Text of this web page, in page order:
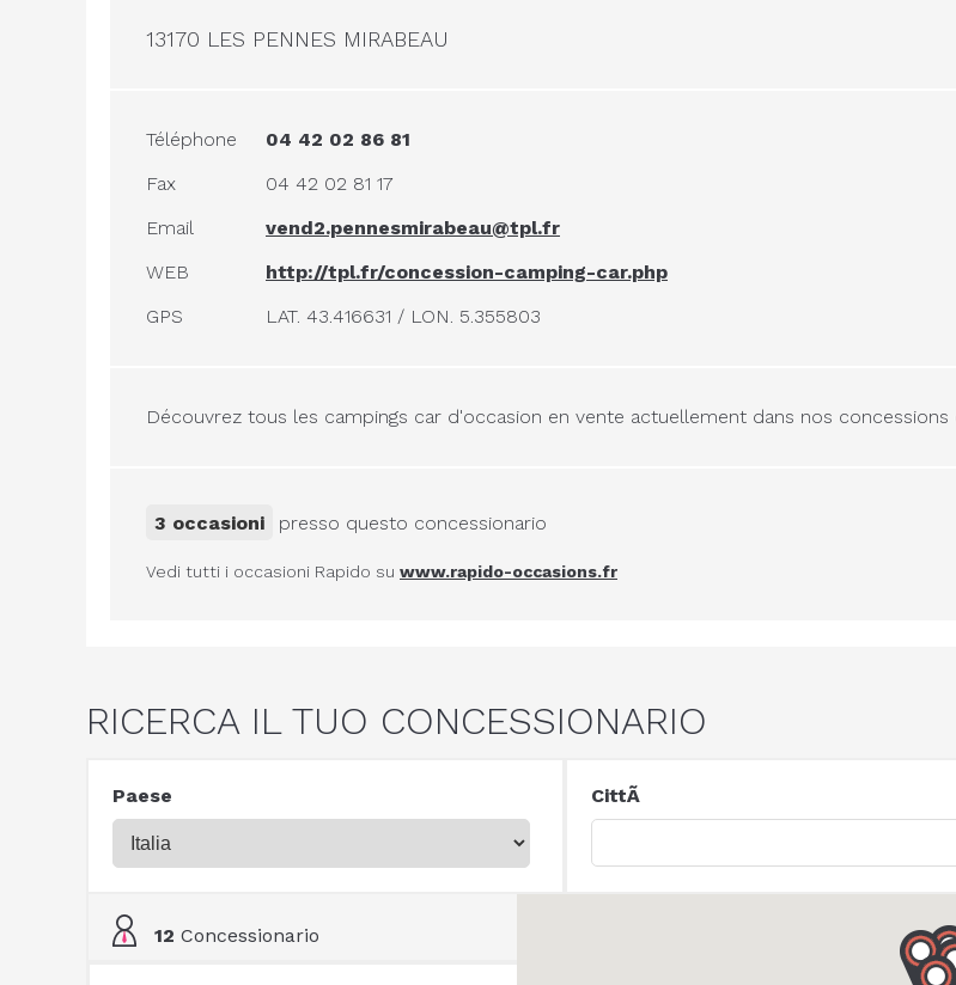
13170 LES PENNES MIRABEAU
Téléphone
04 42 02 86 81
Fax
04 42 02 81 17
Email
vend2.pennesmirabeau@tpl.fr
WEB
http://tpl.fr/concession-camping-car.php
GPS
LAT. 43.416631 / LON. 5.355803
Découvrez tous les campings car d'occasion en vente actuellement dans nos
3 occasioni presso questo concessionario
Vedi tutti i occasioni Rapido su www.rapido-occasions.fr
RICERCA IL TUO CONCESSIONARIO
Paese CittÃ
12 Concessionario